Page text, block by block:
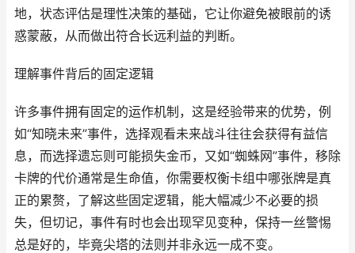
地，状态评估是理性决策的基础，它让你避免被眼前的诱
惑蒙蔽，从而做出符合长远利益的判断。
理解事件背后的固定逻辑
许多事件拥有固定的运作机制，这是经验带来的优势，例
如“知晓未来”事件，选择观看未来战斗往往会获得有益信
息，而选择遗忘则可能损失金币，又如“蜘蛛网”事件，移除
卡牌的代价通常是生命值，你需要权衡卡组中哪张牌是真
正的累赘，了解这些固定逻辑，能大幅减少不必要的损
失，但切记，事件有时也会出现罕见变种，保持一丝警惕
总是好的，毕竟尖塔的法则并非永远一成不变。